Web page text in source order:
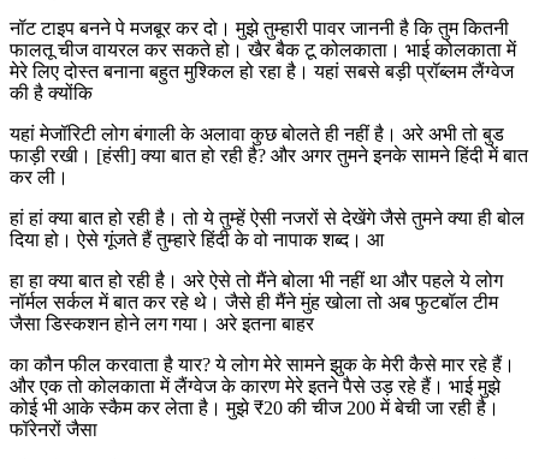
नॉट टाइप बनने पे मजबूर कर दो। मुझे तुम्हारी पावर जाननी है कि तुम कितनी
फालतू चीज वायरल कर सकते हो। खैर बैक टू कोलकाता। भाई कोलकाता में
मेरे लिए दोस्त बनाना बहुत मुश्किल हो रहा है। यहां सबसे बड़ी प्रॉब्लम लैंग्वेज
की है क्योंकि
यहां मेजॉरिटी लोग बंगाली के अलावा कुछ बोलते ही नहीं है। अरे अभी तो बुड
फाड़ी रखी। [हंसी] क्या बात हो रही है? और अगर तुमने इनके सामने हिंदी में बात
कर ली।
हां हां क्या बात हो रही है। तो ये तुम्हें ऐसी नजरों से देखेंगे जैसे तुमने क्या ही बोल
दिया हो। ऐसे गूंजते हैं तुम्हारे हिंदी के वो नापाक शब्द। आ
हा हा क्या बात हो रही है। अरे ऐसे तो मैंने बोला भी नहीं था और पहले ये लोग
नॉर्मल सर्कल में बात कर रहे थे। जैसे ही मैंने मुंह खोला तो अब फुटबॉल टीम
जैसा डिस्कशन होने लग गया। अरे इतना बाहर
का कौन फील करवाता है यार? ये लोग मेरे सामने झुक के मेरी कैसे मार रहे हैं।
और एक तो कोलकाता में लैंग्वेज के कारण मेरे इतने पैसे उड़ रहे हैं। भाई मुझे
कोई भी आके स्कैम कर लेता है। मुझे ₹20 की चीज 200 में बेची जा रही है।
फॉरेनरों जैसा